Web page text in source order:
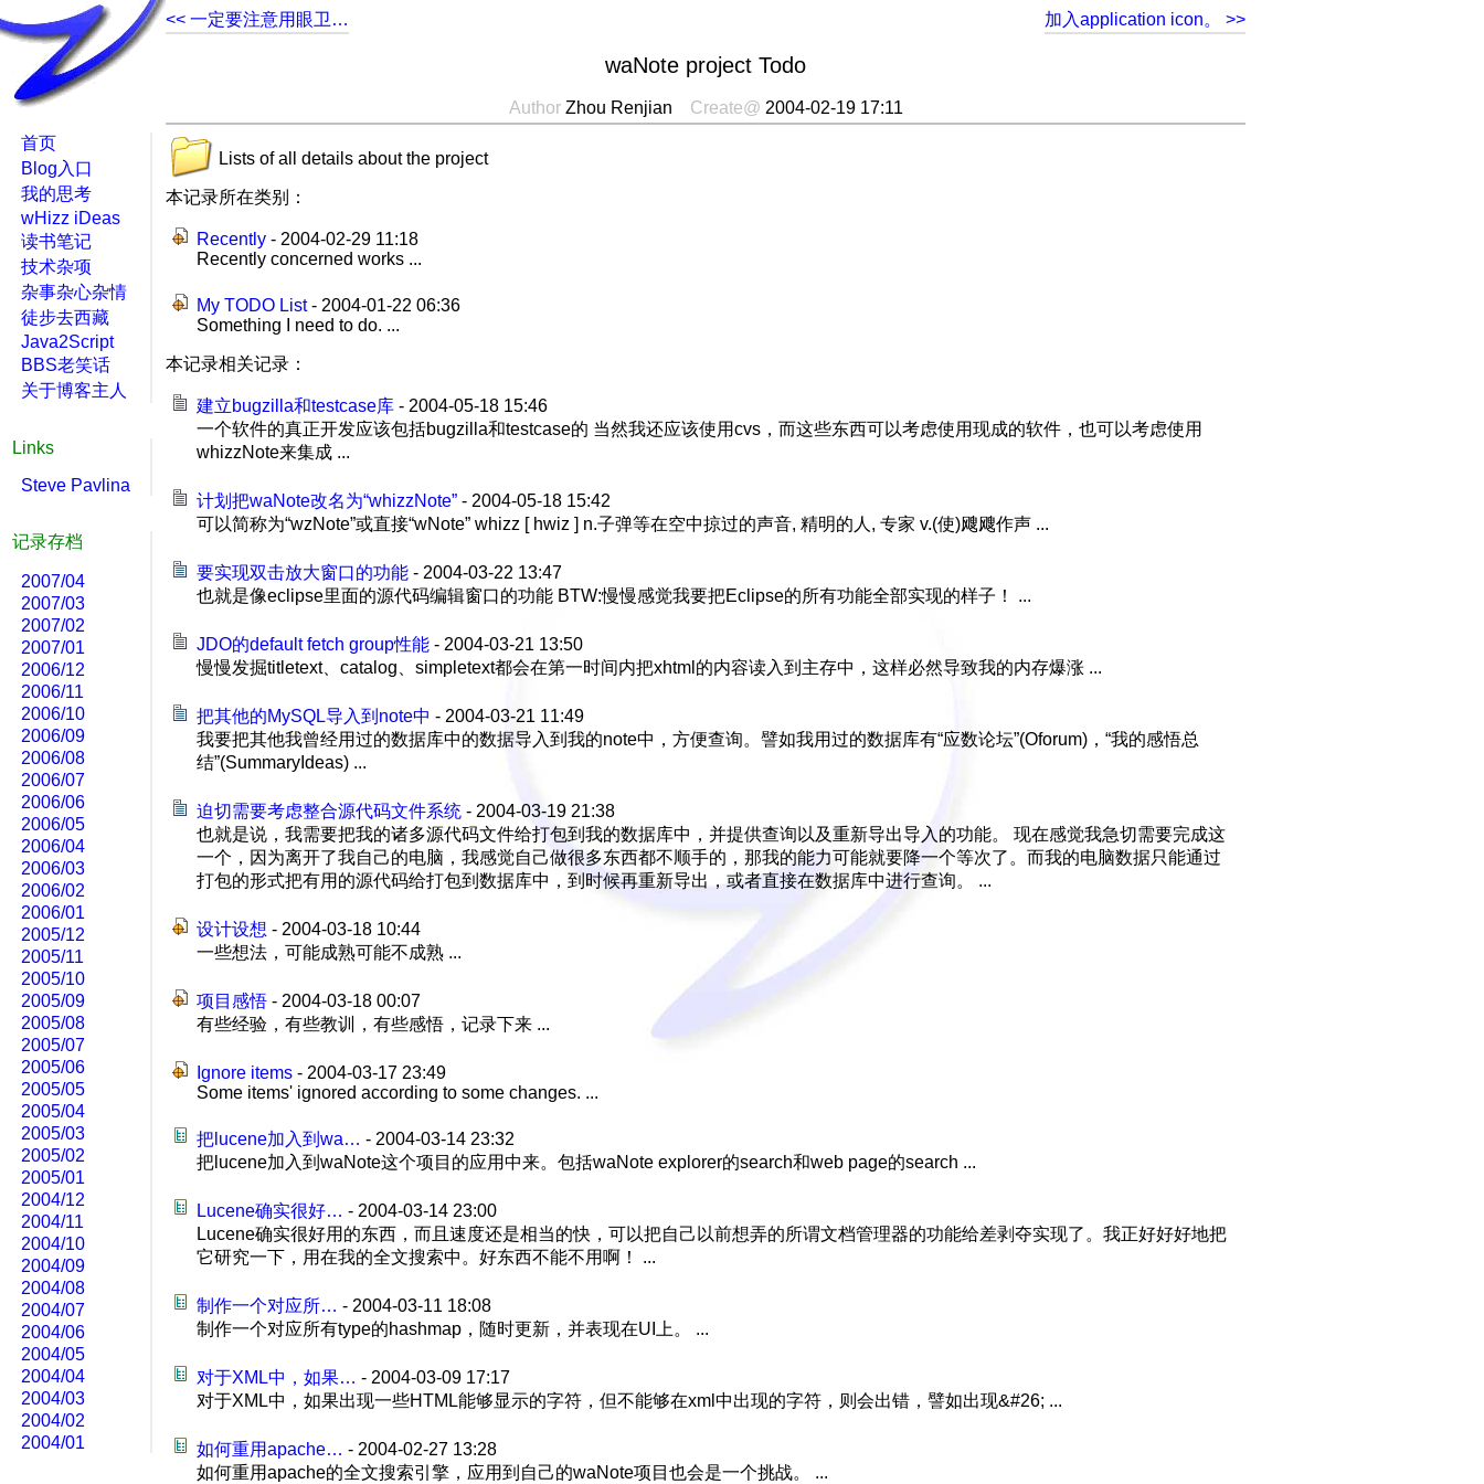
加入application icon。 >>
<< 一定要注意用眼卫…
waNote project Todo
AuthorZhou Renjian Create@ 2004-02-19 17:11
Lists of all details about the project
本记录所在类别：
Recently - 2004-02-29 11:18
Recently concerned works ...
My TODO List- 2004-01-22 06:36
Something I need to do. ...
本记录相关记录：
建立bugzilla和testcase库 - 2004-05-18 15:46
一个软件的真正开发应该包括bugzilla和testcase的 当然我还应该使用cvs，而这些东西可以考虑使用现成的软件，也可以考虑使用
whizzNote来集成 ...
计划把waNote改名为“whizzNote” - 2004-05-18 15:42
可以简称为“wzNote”或直接“wNote” whizz [ hwiz ] n.子弹等在空中掠过的声音, 精明的人, 专家 v.(使)飕飕作声 ...
要实现双击放大窗口的功能 - 2004-03-22 13:47
也就是像eclipse里面的源代码编辑窗口的功能 BTW:慢慢感觉我要把Eclipse的所有功能全部实现的样子！ ...
JDO的default fetch group性能 - 2004-03-21 13:50
慢慢发掘titletext、catalog、simpletext都会在第一时间内把xhtml的内容读入到主存中，这样必然导致我的内存爆涨 ...
把其他的MySQL导入到note中 - 2004-03-21 11:49
我要把其他我曾经用过的数据库中的数据导入到我的note中，方便查询。譬如我用过的数据库有“应数论坛”(Oforum)，“我的感悟总
结”(SummaryIdeas) ...
迫切需要考虑整合源代码文件系统 - 2004-03-19 21:38
也就是说，我需要把我的诸多源代码文件给打包到我的数据库中，并提供查询以及重新导出导入的功能。 现在感觉我急切需要完成这
一个，因为离开了我自己的电脑，我感觉自己做很多东西都不顺手的，那我的能力可能就要降一个等次了。而我的电脑数据只能通过
打包的形式把有用的源代码给打包到数据库中，到时候再重新导出，或者直接在数据库中进行查询。 ...
设计设想 - 2004-03-18 10:44
一些想法，可能成熟可能不成熟 ...
项目感悟 - 2004-03-18 00:07
有些经验，有些教训，有些感悟，记录下来 ...
Ignore items - 2004-03-17 23:49
Some items' ignored according to some changes. ...
把lucene加入到wa… - 2004-03-14 23:32
把lucene加入到waNote这个项目的应用中来。包括waNote explorer的search和web page的search ...
Lucene确实很好… - 2004-03-14 23:00
Lucene确实很好用的东西，而且速度还是相当的快，可以把自己以前想弄的所谓文档管理器的功能给差剥夺实现了。我正好好好地把
它研究一下，用在我的全文搜索中。好东西不能不用啊！ ...
制作一个对应所… - 2004-03-11 18:08
制作一个对应所有type的hashmap，随时更新，并表现在UI上。 ...
对于XML中，如果… - 2004-03-09 17:17
对于XML中，如果出现一些HTML能够显示的字符，但不能够在xml中出现的字符，则会出错，譬如出现&#26; ...
如何重用apache… - 2004-02-27 13:28
如何重用apache的全文搜索引擎，应用到自己的waNote项目也会是一个挑战。 ...
首页
Blog入口
我的思考
wHizz iDeas
读书笔记
技术杂项
杂事杂心杂情
徒步去西藏
Java2Script
BBS老笑话
关于博客主人
Links
Steve Pavlina
记录存档
2007/04
2007/03
2007/02
2007/01
2006/12
2006/11
2006/10
2006/09
2006/08
2006/07
2006/06
2006/05
2006/04
2006/03
2006/02
2006/01
2005/12
2005/11
2005/10
2005/09
2005/08
2005/07
2005/06
2005/05
2005/04
2005/03
2005/02
2005/01
2004/12
2004/11
2004/10
2004/09
2004/08
2004/07
2004/06
2004/05
2004/04
2004/03
2004/02
2004/01